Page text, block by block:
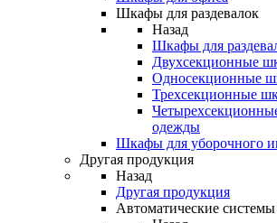
Шкафы для раздевалок
Назад
Шкафы для
Двухсекционные
Односекционные
Трехсекционные
одежды
Шкафы для уборочного
Другая продукция
Назад
Другая продукция
Автоматические